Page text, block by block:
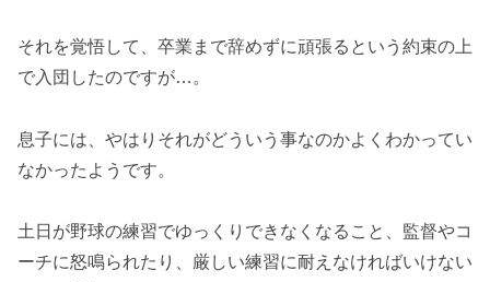
それを覚悟して、卒業まで辞めずに頑張るという約束の上
で入団したのですが…。
息子には、やはりそれがどういう事なのかよくわかってい
なかったようです。
土日が野球の練習でゆっくりできなくなること、監督やコ
ーチに怒鳴られたり、厳しい練習に耐えなければいけない